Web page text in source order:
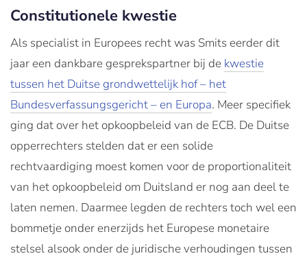
Constitutionele kwestie
Als specialist in Europees recht was Smits eerder dit
jaar een dankbare gesprekspartner bij de kwestie
tussen het Duitse grondwettelijk hof – het
Bundesverfassungsgericht – en Europa. Meer specifiek
ging dat over het opkoopbeleid van de ECB. De Duitse
opperrechters stelden dat er een solide
rechtvaardiging moest komen voor de proportionaliteit
van het opkoopbeleid om Duitsland er nog aan deel te
laten nemen. Daarmee legden de rechters toch wel een
bommetje onder enerzijds het Europese monetaire
stelsel alsook onder de juridische verhoudingen tussen